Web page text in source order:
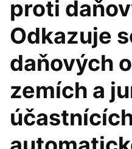
proti
Odkazuje
daňových
zemích a